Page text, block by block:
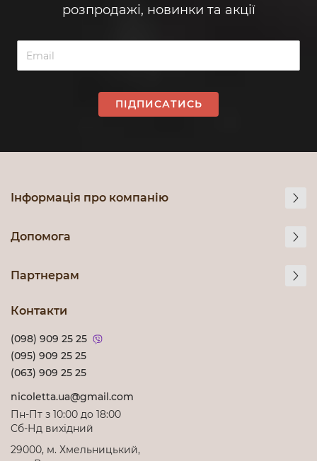
розпродажі, новинки та акції
ПІДПИСАТИСЬ
Інформація про компанію
Допомога
Партнерам
Контакти
(098) 909 25 25
(095) 909 25 25
(063) 909 25 25
nicoletta.ua@gmail.com
Пн-Пт з 10:00 до 18:00
Cб-Нд вихідний
29000, м. Хмельницький,